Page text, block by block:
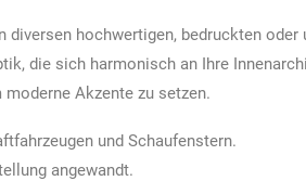
hochwertigen, bedruckten
die sich harmonisch an Ihre
Akzente zu setzen.
und Schaufenstern.
angewandt.